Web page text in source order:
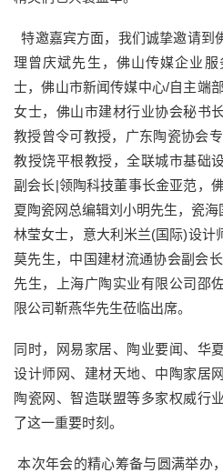
特邀嘉宾方面，我们诚挚邀请到
理曾庆斌先生，佛山传媒企业
士，佛山市新闻传媒中心/自主端
女士，佛山市建材行业协会秘书
教授曾令可教授，广东陶瓷协会
教授饶平根教授，全联城市基础
副会长|领陶科技董事长金亚范，
夏陶瓷网总编辑刘小明先生，瓷
林莹女士，意大利米兰(国际)设计
莫先生，中国建材流通协会副会
先生，上海广陶实业有限公司邵
限公司靳燕华先生莅临出席。
同时，网易家居、陶业要闻、华
设计师网、建材天地、中陶家居
陶瓷网、智造联盟等多家权威行
了这一重要时刻。
本次年会的精心筹备与圆满举办